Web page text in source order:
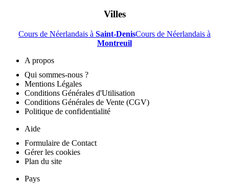
Villes
Cours de Néerlandais à Saint-DenisCours de Néerlandais à
Montreuil
A propos
Qui sommes-nous ?
Mentions Légales
Conditions Générales d'Utilisation
Conditions Générales de Vente (CGV)
Politique de confidentialité
Aide
Formulaire de Contact
Gérer les cookies
Plan du site
Pays